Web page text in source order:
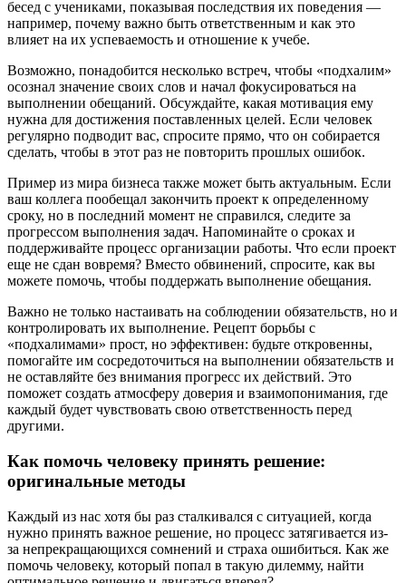
бесед с учениками, показывая последствия их поведения —
например, почему важно быть ответственным и как это
влияет на их успеваемость и отношение к учебе.
Возможно, понадобится несколько встреч, чтобы «подхалим»
осознал значение своих слов и начал фокусироваться на
выполнении обещаний. Обсуждайте, какая мотивация ему
нужна для достижения поставленных целей. Если человек
регулярно подводит вас, спросите прямо, что он собирается
сделать, чтобы в этот раз не повторить прошлых ошибок.
Пример из мира бизнеса также может быть актуальным. Если
ваш коллега пообещал закончить проект к определенному
сроку, но в последний момент не справился, следите за
прогрессом выполнения задач. Напоминайте о сроках и
поддерживайте процесс организации работы. Что если проект
еще не сдан вовремя? Вместо обвинений, спросите, как вы
можете помочь, чтобы поддержать выполнение обещания.
Важно не только настаивать на соблюдении обязательств, но и
контролировать их выполнение. Рецепт борьбы с
«подхалимами» прост, но эффективен: будьте откровенны,
помогайте им сосредоточиться на выполнении обязательств и
не оставляйте без внимания прогресс их действий. Это
поможет создать атмосферу доверия и взаимопонимания, где
каждый будет чувствовать свою ответственность перед
другими.
Как помочь человеку принять решение:
оригинальные методы
Каждый из нас хотя бы раз сталкивался с ситуацией, когда
нужно принять важное решение, но процесс затягивается из-
за непрекращающихся сомнений и страха ошибиться. Как же
помочь человеку, который попал в такую дилемму, найти